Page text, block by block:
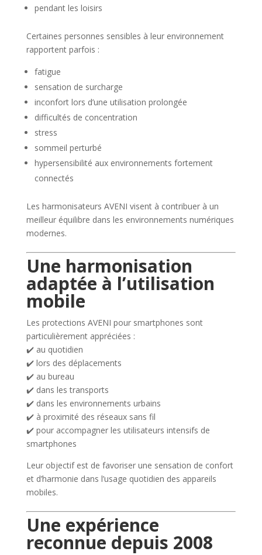
pendant les loisirs
Certaines personnes sensibles à leur environnement
rapportent parfois :
fatigue
sensation de surcharge
inconfort lors d’une utilisation prolongée
difficultés de concentration
stress
sommeil perturbé
hypersensibilité aux environnements fortement
connectés
Les harmonisateurs AVENI visent à contribuer à un
meilleur équilibre dans les environnements numériques
modernes.
Une harmonisation
adaptée à l’utilisation
mobile
Les protections AVENI pour smartphones sont
particulièrement appréciées :
✔️ au quotidien
✔️ lors des déplacements
✔️ au bureau
✔️ dans les transports
✔️ dans les environnements urbains
✔️ à proximité des réseaux sans fil
✔️ pour accompagner les utilisateurs intensifs de
smartphones
Leur objectif est de favoriser une sensation de confort
et d’harmonie dans l’usage quotidien des appareils
mobiles.
Une expérience
reconnue depuis 2008